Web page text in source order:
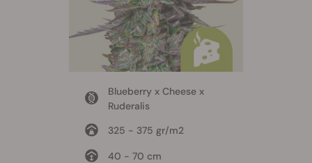
Blueberry x Cheese x
Ruderalis
325 - 375 gr/m2
40 - 70 cm